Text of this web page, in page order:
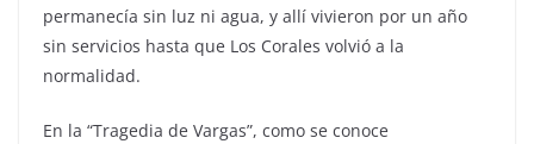
permanecía sin luz ni agua, y allí vivieron por un año
sin servicios hasta que Los Corales volvió a la
normalidad.
En la “Tragedia de Vargas”, como se conoce